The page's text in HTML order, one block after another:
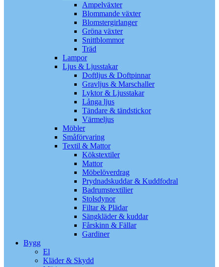
Ampelväxter
Blommande växter
Blomstergirlanger
Gröna växter
Snittblommor
Träd
Lampor
Ljus & Ljusstakar
Doftljus & Doftpinnar
Gravljus & Marschaller
Lyktor & Ljusstakar
Långa ljus
Tändare & tändstickor
Värmeljus
Möbler
Småförvaring
Textil & Mattor
Kökstextiler
Mattor
Möbelöverdrag
Prydnadskuddar & Kuddfodral
Badrumstextilier
Stolsdynor
Filtar & Plädar
Sängkläder & kuddar
Fårskinn & Fällar
Gardiner
Bygg
El
Kläder & Skydd